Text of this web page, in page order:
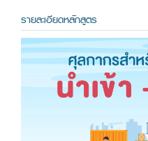
รายละเอียดหลักสูตร